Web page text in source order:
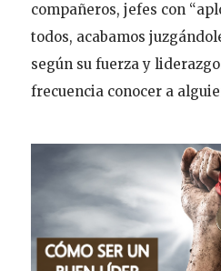
compañeros, jefes con
todos, acabamos
según su fuerza y
frecuencia conocer a